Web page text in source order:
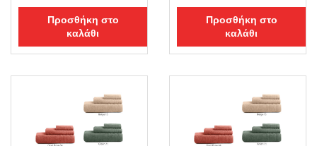
Προσθήκη στο
καλάθι
Προσθήκη στο
καλάθι